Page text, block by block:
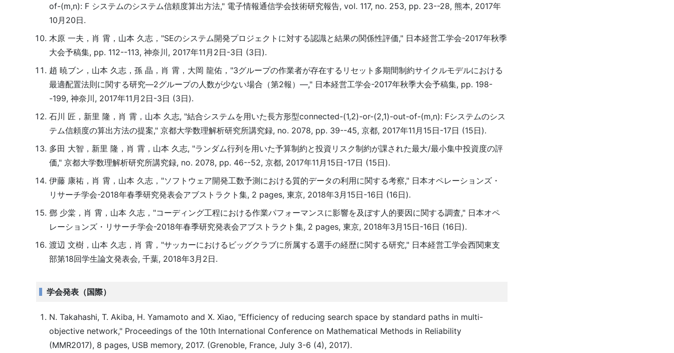
of-(m,n): F システムのシステム信頼度算出方法," 電子情報通信学会技術研究報告, vol. 117, no. 253, pp. 23--28, 熊本, 2017年
10月20日.
木原 一夫，肖 霄，山本 久志，"SEのシステム開発プロジェクトに対する認識と結果の関係性評価," 日本経営工学会-2017年秋季
大会予稿集, pp. 112--113, 神奈川, 2017年11月2日-3日 (3日).
趙 暁ブン，山本 久志，孫 晶，肖 霄，大岡 龍佑，"3グループの作業者が存在するリセット多期間制約サイクルモデルにおける
最適配置法則に関する研究―2グループの人数が少ない場合（第2報）―," 日本経営工学会-2017年秋季大会予稿集, pp. 198-
-199, 神奈川, 2017年11月2日-3日 (3日).
石川 匠，新里 隆，肖 霄，山本 久志, "結合システムを用いた長方形型connected-(1,2)-or-(2,1)-out-of-(m,n): Fシステムのシス
テム信頼度の算出方法の提案," 京都大学数理解析研究所講究録, no. 2078, pp. 39--45, 京都, 2017年11月15日-17日 (15日).
多田 大智，新里 隆，肖 霄，山本 久志, "ランダム行列を用いた予算制約と投資リスク制約が課された最大/最小集中投資度の評
価," 京都大学数理解析研究所講究録, no. 2078, pp. 46--52, 京都, 2017年11月15日-17日 (15日).
伊藤 康祐，肖 霄，山本 久志，"ソフトウェア開発工数予測における質的データの利用に関する考察," 日本オペレーションズ・
リサーチ学会-2018年春季研究発表会アブストラクト集, 2 pages, 東京, 2018年3月15日-16日 (16日).
鄧 少棠，肖 霄，山本 久志，"コーディング工程における作業パフォーマンスに影響を及ぼす人的要因に関する調査," 日本オペ
レーションズ・リサーチ学会-2018年春季研究発表会アブストラクト集, 2 pages, 東京, 2018年3月15日-16日 (16日).
渡辺 文樹，山本 久志，肖 霄，"サッカーにおけるビッグクラブに所属する選手の経歴に関する研究," 日本経営工学会西関東支
部第18回学生論文発表会, 千葉, 2018年3月2日.
学会発表（国際）
N. Takahashi, T. Akiba, H. Yamamoto and X. Xiao, "Efficiency of reducing search space by standard paths in multi-
objective network," Proceedings of the 10th International Conference on Mathematical Methods in Reliability
(MMR2017), 8 pages, USB memory, 2017. (Grenoble, France, July 3-6 (4), 2017).